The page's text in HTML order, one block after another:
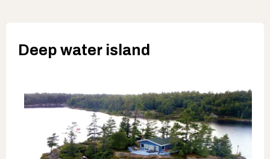
Deep water island